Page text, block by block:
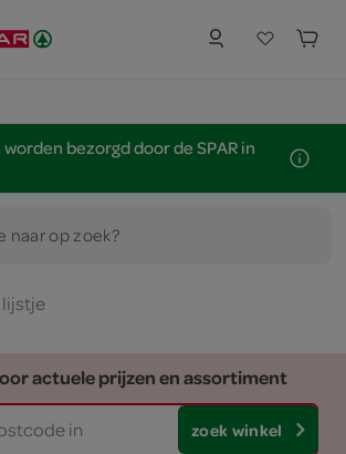
bezorgd door de SPAR in
naar op zoek?
lijstje
actuele prijzen en assortiment
zoek winkel